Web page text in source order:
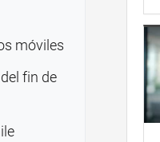
móviles
fin de